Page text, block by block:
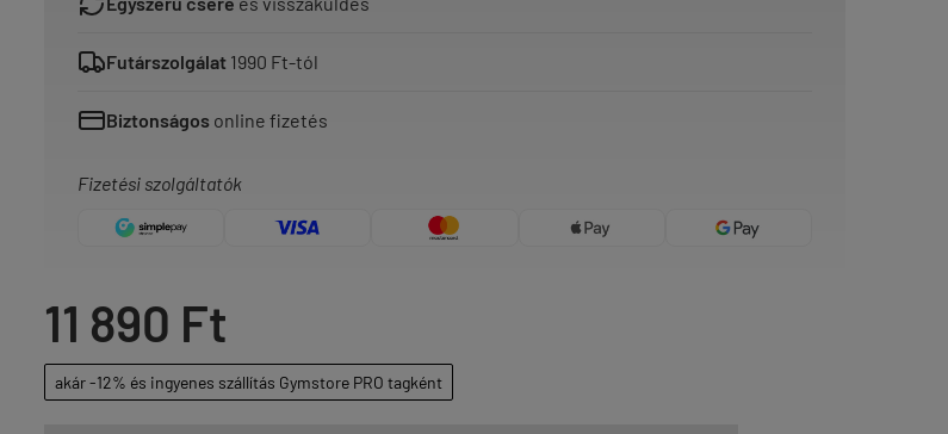
Futárszolgálat 1990 Ft-tól
Biztonságos online fizetés
Fizetési szolgáltatók
11 890 Ft
akár -12% és ingyenes szállítás Gymstore PRO tagként